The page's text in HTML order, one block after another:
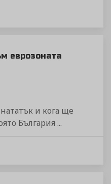
еврозоната
и кога ще
България ...